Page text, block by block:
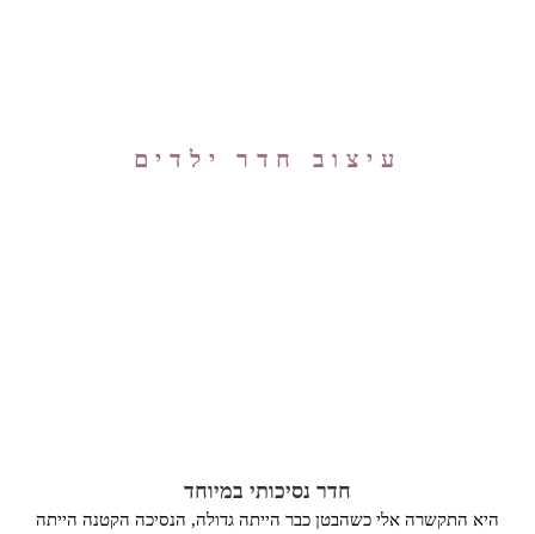
עיצוב חדר ילדים
חדר נסיכותי במיוחד
היא התקשרה אלי כשהבטן כבר הייתה גדולה, הנסיכה הקטנה הייתה